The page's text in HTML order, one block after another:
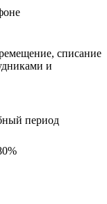
списание
и
период